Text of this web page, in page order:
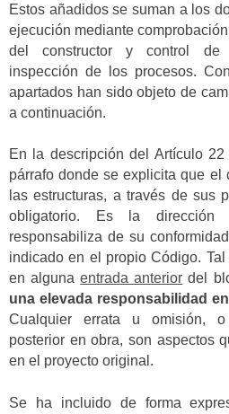
Estos añadidos se suman a los
ejecución mediante
del constructor y control de
inspección de los procesos.
apartados han sido objeto de
a continuación.
En la descripción del Artículo
párrafo donde se explicita que el
las estructuras, a través de sus
obligatorio. Es la
responsabiliza de su
indicado en el propio Código.
en algunaentrada anterior del
una elevada responsabilidad
Cualquier errata u omisión,
posterior en obra, son aspectos
en el proyecto original.
Se ha incluido de forma